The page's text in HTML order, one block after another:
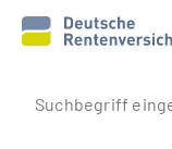
Prävention